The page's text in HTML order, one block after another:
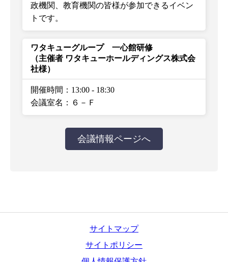
政機関、教育機関の皆様が参加できるイベン
トです。
ワタキューグループ 一心館研修
（主催者 ワタキューホールディングス株式会
社様）
開催時間：13:00 - 18:30
会議室名：６－Ｆ
会議情報ページへ
サイトマップ
サイトポリシー